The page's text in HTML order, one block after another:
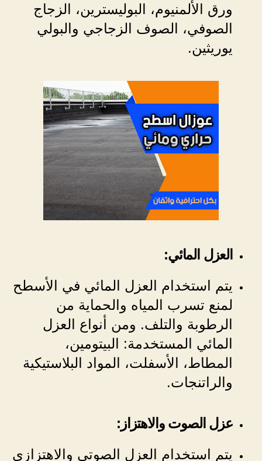
ورق الألمنيوم، البوليسترين، الزجاج
الصوفي، الصوف الزجاجي والبولي
يوريثين.
العزل المائي:
يتم استخدام العزل المائي في الأسطح
لمنع تسرب المياه والحماية من
الرطوبة والتلف. ومن أنواع العزل
المائي المستخدمة: البيتومين،
المطاط، الأسفلت، المواد البلاستيكية
والراتنجات.
عزل الصوت والاهتزاز:
يتم استخدام العزل الصوتي والاهتزازي